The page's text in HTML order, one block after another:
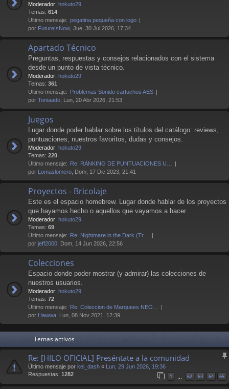
Moderador: hokuto29
Temas: 614
Último mensaje: pegatina pequeña con logo
por FutureIsNow , Jue, 30 Jul 2026, 17:34
Apartado Técnico
Preguntas, respuestas y consejos relacionados con el sistema
desde un punto de vista técnico.
Moderador: hokuto29
Temas: 361
Último mensaje: Problemas Sonido cartuchos AES
por Toniaado , Lun, 20 Abr 2026, 21:53
Juegos
Lugar donde poder hablar sobre los títulos del catálogo: reviews,
puntuaciones, nuestros favoritos, dudas y consejos.
Moderador: hokuto29
Temas: 220
Último mensaje: Re: RÁNKING DE PUNTUACIONES U…
por Lomaslomero , Dom, 17 Dic 2023, 21:41
Proyectos - Bricolaje
Este es el espacio homebrew. Lugar donde hablar de los proyectos
que hayamos hecho o aquellos que vayamos a hacer.
Moderador: hokuto29
Temas: 69
Último mensaje: Re: Nightmare in the Dark (Tr…
por jeff2000 , Dom, 14 Jun 2026, 22:56
Colecciones
Espacio donde poder mostrar (y admirar) las colecciones de
nuestros usuarios.
Moderador: hokuto29
Temas: 72
Último mensaje: Re: Coleccion de Marquees NEO…
por Hawwa , Lun, 08 Nov 2021, 12:39
Temas activos
Re: [HILO OFICIAL] Preséntate a la comunidad
Último mensaje por kei_dash « Lun, 29 Jun 2026, 19:36
Respuestas: 1282 1 … 62 63 64 65